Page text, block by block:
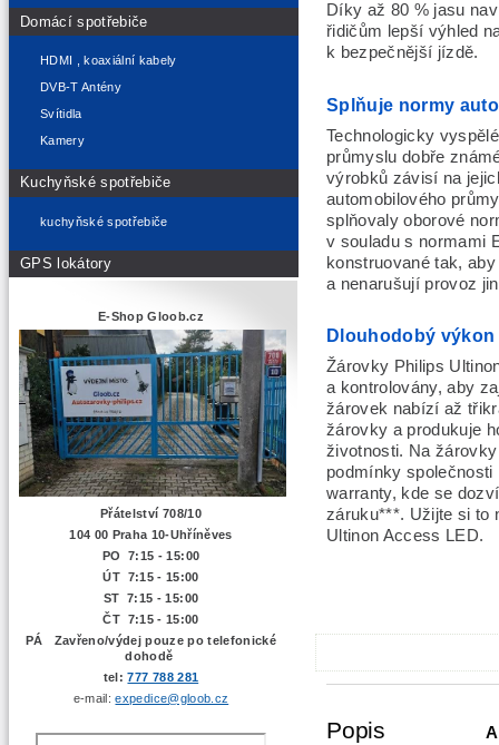
Domácí spotřebiče
HDMI , koaxiální kabely
DVB-T Antény
Svítidla
Kamery
Kuchyňské spotřebiče
kuchyňské spotřebiče
GPS lokátory
E-Shop Gloob.cz
Přátelství 708/10
104 00 Praha 10-Uhříněves
PO 7:15 - 15:00
ÚT 7:15 - 15:00
ST 7:15 - 15:00
ČT 7:15 - 15:00
PÁ Zavřeno/výdej pouze po telefonické
dohodě
tel:777 788 281
e-mail:expedice@gloob.cz
Díky až 80 % jasu
řidičům lepší výhled
k bezpečnější jízdě.
Splňuje normy
Technologicky
průmyslu dobře
výrobků závisí na
automobilového
splňovaly oborové
v souladu s normami
konstruované tak,
a nenarušují provoz
Dlouhodobý výkon
Žárovky Philips
a kontrolovány, aby
žárovek nabízí až
žárovky a produkuje
životnosti. Na
podmínky
warranty, kde se
záruku***. Užijte si to
Ultinon Access LED.
Popis